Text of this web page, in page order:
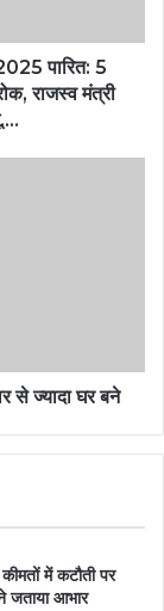
पारित: 5
राजस्व मंत्री
से ज्यादा घर बने
में कटौती पर
जताया आभार